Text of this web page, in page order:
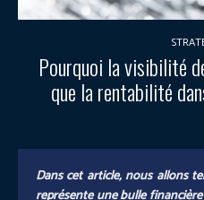
Pourquoi la visibilité
que la rentabilité
Dans cet article, nous allons